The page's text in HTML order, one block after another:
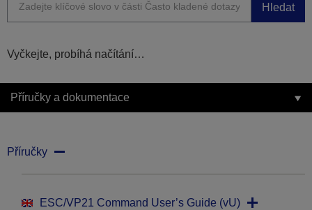
Hledat
Vyčkejte, probíhá načítání…
Příručky a dokumentace
Příručky
ESC/VP21 Command User’s Guide (vU)